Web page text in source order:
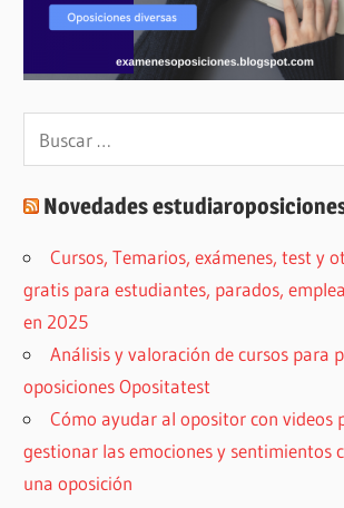
Novedades
Cursos, Temarios, exámenes, test y
gratis para estudiantes, parados,
en 2025
Análisis y valoración de cursos para
oposiciones Opositatest
Cómo ayudar al opositor con videos
gestionar las emociones y sentimientos
una oposición